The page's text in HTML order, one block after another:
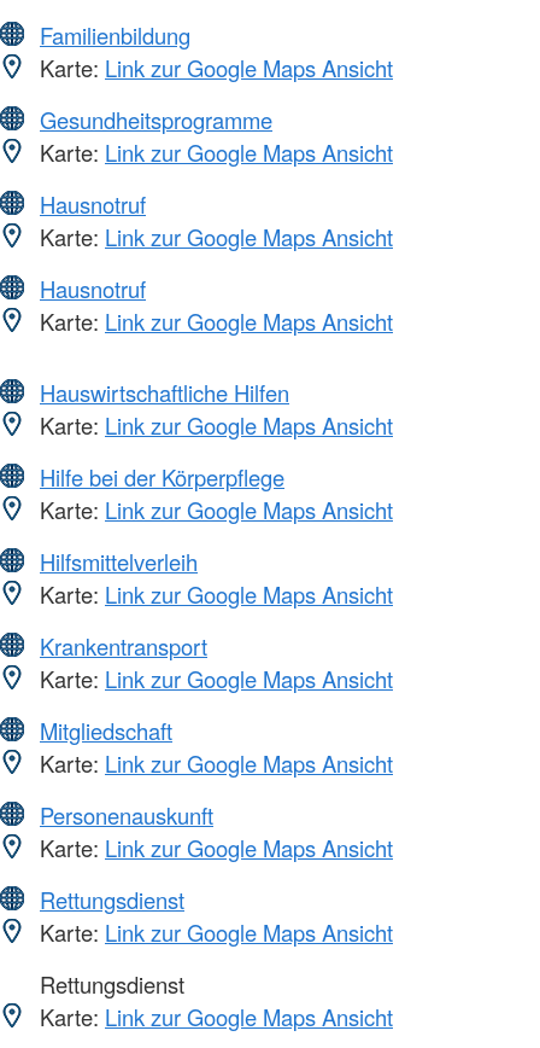
Familienbildung
Karte: Link zur Google Maps Ansicht
Gesundheitsprogramme
Karte: Link zur Google Maps Ansicht
Hausnotruf
Karte: Link zur Google Maps Ansicht
Hausnotruf
Karte: Link zur Google Maps Ansicht
Hauswirtschaftliche Hilfen
Karte: Link zur Google Maps Ansicht
Hilfe bei der Körperpflege
Karte: Link zur Google Maps Ansicht
Hilfsmittelverleih
Karte: Link zur Google Maps Ansicht
Krankentransport
Karte: Link zur Google Maps Ansicht
Mitgliedschaft
Karte: Link zur Google Maps Ansicht
Personenauskunft
Karte: Link zur Google Maps Ansicht
Rettungsdienst
Karte: Link zur Google Maps Ansicht
Rettungsdienst
Karte: Link zur Google Maps Ansicht